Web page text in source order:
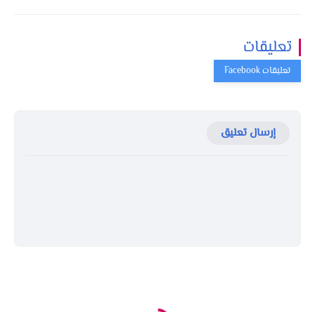
تعليقات
إرسال تعليق